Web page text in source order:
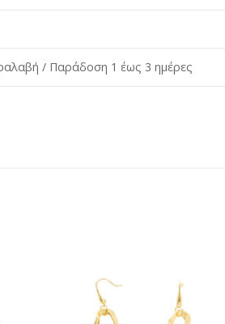
/ Παράδοση 1 έως 3 ημέρες
Προσθήκη